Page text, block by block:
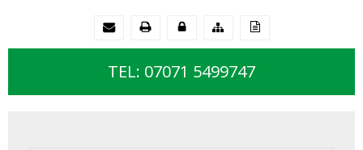
TEL: 07071 5499747